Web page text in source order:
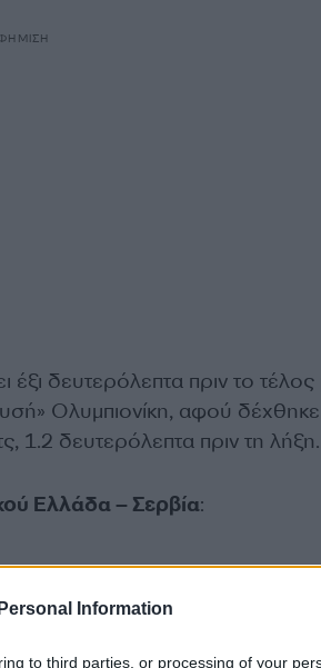
Information
to third parties, or processing of your
δευτερόλεπτα πριν το τέλος
Ολυμπιονίκη, αφού
1.2 δευτερόλεπτα πριν τη λήξη.
Ελλάδα – Σερβία: